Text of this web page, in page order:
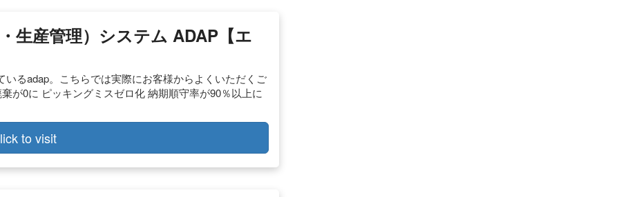
生産管理）システム ADAP【エ
るadap。こちらでは実際にお客様からよくいただくご
が0に ピッキングミスゼロ化 納期順守率が90％以上に
to visit